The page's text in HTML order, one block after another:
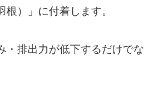
）」に付着します。
・排出力が低下するだけでな